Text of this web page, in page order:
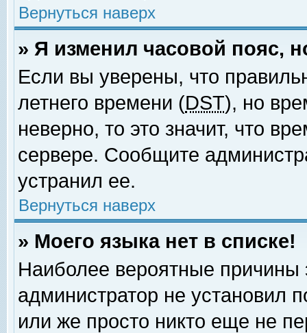
Вернуться наверх
» Я изменил часовой пояс,
Если вы уверены, что
летнего времени (DST), но
неверно, то это значит, что
сервере. Сообщите
устранил ее.
Вернуться наверх
» Моего языка нет в списке!
Наиболее вероятные причины
администратор не установил
или же просто никто еще не